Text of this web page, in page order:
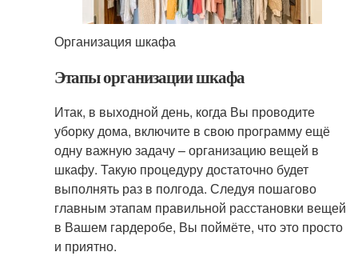
Организация шкафа
Этапы организации шкафа
Итак, в выходной день, когда Вы проводите
уборку дома, включите в свою программу ещё
одну важную задачу – организацию вещей в
шкафу. Такую процедуру достаточно будет
выполнять раз в полгода. Следуя пошагово
главным этапам правильной расстановки вещей
в Вашем гардеробе, Вы поймёте, что это просто
и приятно.